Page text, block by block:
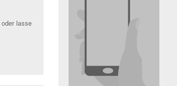
oder lasse